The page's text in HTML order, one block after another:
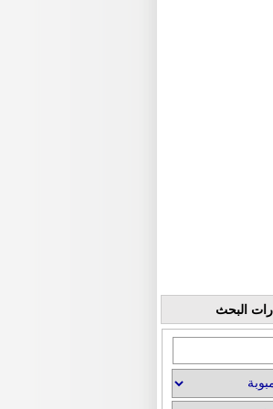
البحث